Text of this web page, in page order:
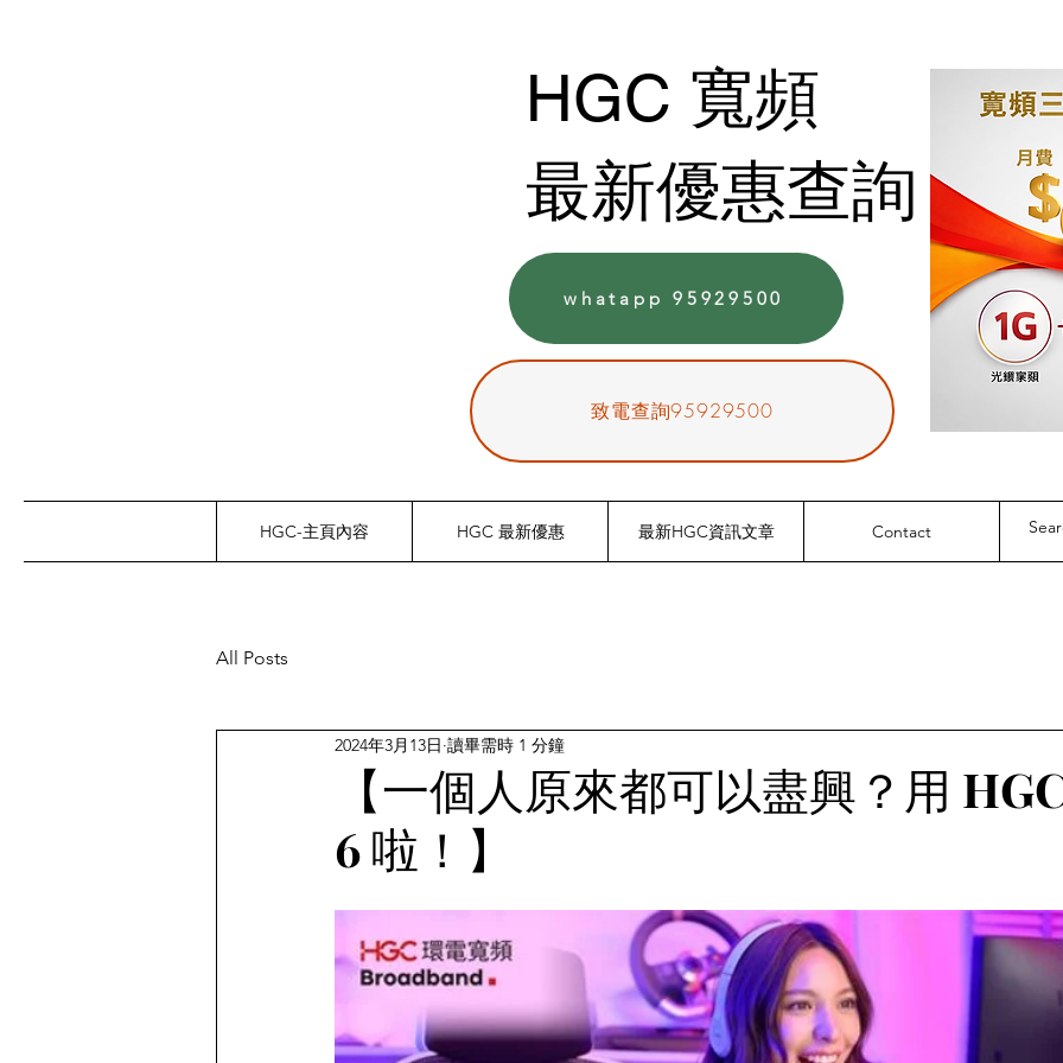
HGC 寬頻
最新優惠查詢
whatapp 95929500
致電查詢95929500
HGC-主頁內容 HGC 最新優惠 最新HGC資訊文章 Contact
All Posts
【一個人原來都可以盡興？用
6 啦！】
2024年3月13日 讀畢需時 1 分鐘